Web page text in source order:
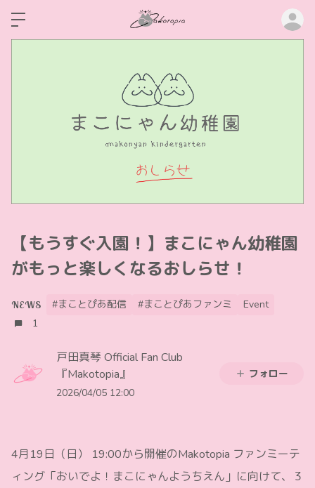
【もうすぐ入園！】まこにゃん幼稚園
がもっと楽しくなるおしらせ！
NEWS #まことぴあ配信 #まことぴあファンミ
Event
1
戸田真琴 Official Fan Club
『Makotopia』
2026/04/05 12:00
フォロー
4月19日（日） 19:00から開催のMakotopia ファンミーテ
ィング「おいでよ！まこにゃんようちえん」に向けて、３